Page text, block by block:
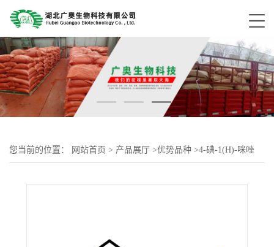
您当前的位置： 网站首页 > 产品展厅 >优势品种 >4-碘-1(H)-咪唑